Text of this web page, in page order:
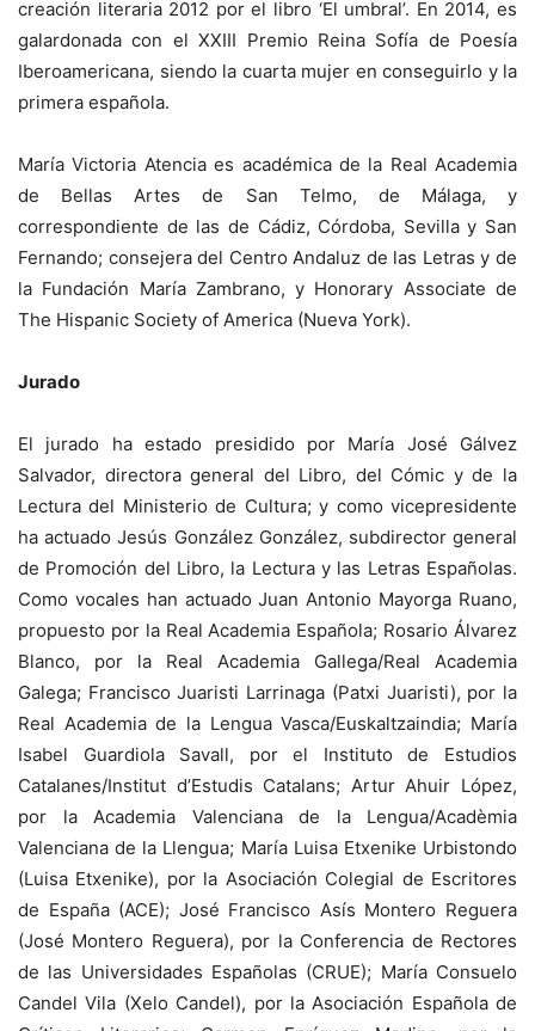
creación literaria 2012 por el libro ‘El umbral’. En 2014, es
galardonada con el XXIII Premio Reina Sofía de Poesía
Iberoamericana, siendo la cuarta mujer en conseguirlo y la
primera española.
María Victoria Atencia es académica de la Real Academia
de Bellas Artes de San Telmo, de Málaga, y
correspondiente de las de Cádiz, Córdoba, Sevilla y San
Fernando; consejera del Centro Andaluz de las Letras y de
la Fundación María Zambrano, y Honorary Associate de
The Hispanic Society of America (Nueva York).
Jurado
El jurado ha estado presidido por María José Gálvez
Salvador, directora general del Libro, del Cómic y de la
Lectura del Ministerio de Cultura; y como vicepresidente
ha actuado Jesús González González, subdirector general
de Promoción del Libro, la Lectura y las Letras Españolas.
Como vocales han actuado Juan Antonio Mayorga Ruano,
propuesto por la Real Academia Española; Rosario Álvarez
Blanco, por la Real Academia Gallega/Real Academia
Galega; Francisco Juaristi Larrinaga (Patxi Juaristi), por la
Real Academia de la Lengua Vasca/Euskaltzaindia; María
Isabel Guardiola Savall, por el Instituto de Estudios
Catalanes/Institut d’Estudis Catalans; Artur Ahuir López,
por la Academia Valenciana de la Lengua/Acadèmia
Valenciana de la Llengua; María Luisa Etxenike Urbistondo
(Luisa Etxenike), por la Asociación Colegial de Escritores
de España (ACE); José Francisco Asís Montero Reguera
(José Montero Reguera), por la Conferencia de Rectores
de las Universidades Españolas (CRUE); María Consuelo
Candel Vila (Xelo Candel), por la Asociación Española de